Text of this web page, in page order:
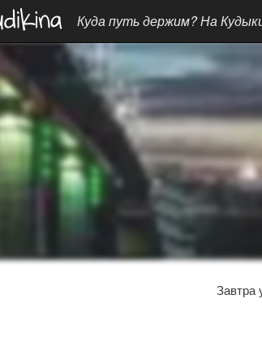
Куда путь держим? На
Завтра